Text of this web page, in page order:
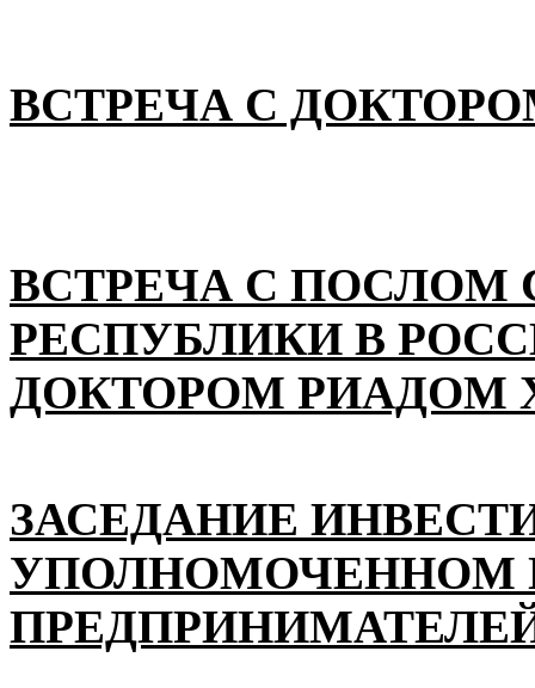
ВСТРЕЧА С
ВСТРЕЧА С ПОСЛОМ
РЕСПУБЛИКИ В
ДОКТОРОМ РИАДОМ
ЗАСЕДАНИЕ
УПОЛНОМОЧЕННОМ